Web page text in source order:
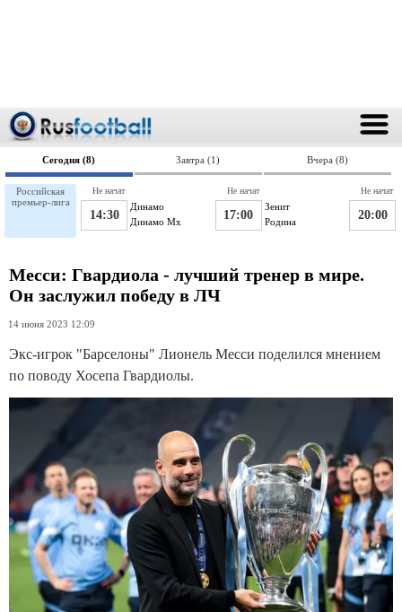
Сегодня (8) Завтра (1) Вчера (8)
Российская
премьер-лига
Динамо
14:30 Динамо Мх
Не начат
Зенит
17:00 Родина
Не начат
20:00
Не начат
Месси: Гвардиола - лучший тренер в мире.
Он заслужил победу в ЛЧ
14 июня 2023 12:09
Экс-игрок "Барселоны" Лионель Месси поделился мнением
по поводу Хосепа Гвардиолы.